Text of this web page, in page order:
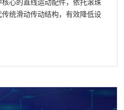
统滑动传动结构，有效降低设